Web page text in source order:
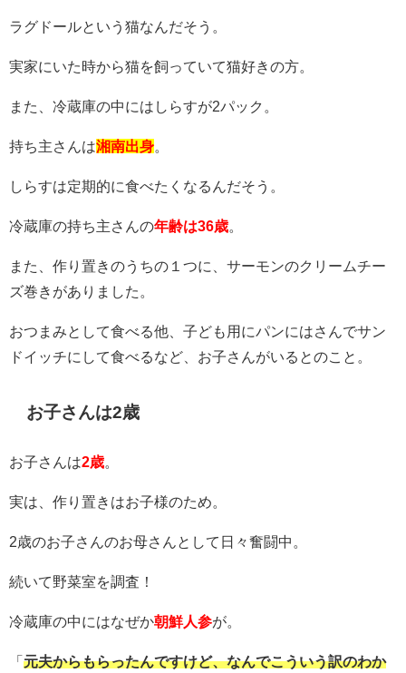
ラグドールという猫なんだそう。
実家にいた時から猫を飼っていて猫好きの方。
また、冷蔵庫の中にはしらすが2パック。
持ち主さんは湘南出身
しらすは定期的に食べたくなるんだそう。
冷蔵庫の持ち主さんの年齢は36歳
また、作り置きのうちの１つに、サーモンのクリームチー
ズ巻きがありました。
おつまみとして食べる他、子ども用にパンにはさんでサン
ドイッチにして食べるなど、お子さんがいるとのこと。
お子さんは2歳
お子さんは2歳
実は、作り置きはお子様のため。
2歳のお子さんのお母さんとして日々奮闘中。
続いて野菜室を調査！
冷蔵庫の中にはなぜか朝鮮人参が。
「 元夫からもらったんですけど、なんでこういう訳のわか